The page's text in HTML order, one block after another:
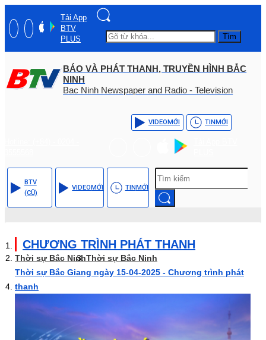
Tải App
BTV
PLUS
Tìm
BÁO VÀ PHÁT THANH, TRUYỀN HÌNH BẮC
NINH
Bac Ninh Newspaper and Radio - Television
VIDEOMỚI TINMỚI
BTV
(CŨ)
VIDEOMỚI TINMỚI
CHƯƠNG TRÌNH PHÁT THANH
Thời sự Bắc NinhThời sự Bắc Ninh
Thời sự Bắc Giang ngày 15-04-2025 - Chương trình phát
thanh